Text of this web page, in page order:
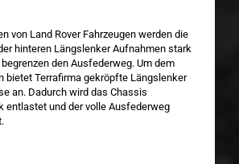
von Land Rover Fahrzeugen werden die
hinteren Längslenker Aufnahmen stark
den Ausfederweg. Um dem
bietet Terrafirma gekröpfte Längslenker
an. Dadurch wird das Chassis
entlastet und der volle Ausfederweg